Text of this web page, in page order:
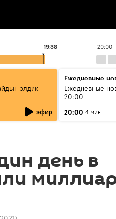
20:00
19:38
элдик
эфир
Ежедневные
Ежедневные
20:00
20:00 4 мин
день в